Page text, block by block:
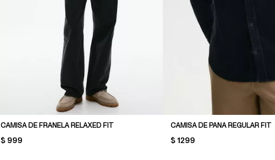
CAMISA DE FRANELA RELAXED FIT
PRICE:
$ 999
CAMISA DE PANA REGULAR FIT
PRICE:
$ 1299